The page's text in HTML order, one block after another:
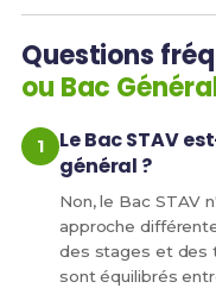
Questions
ou Bac
Le Bac STAV
général ?
Non, le Bac STAV
approche
des stages et des
sont équilibrés